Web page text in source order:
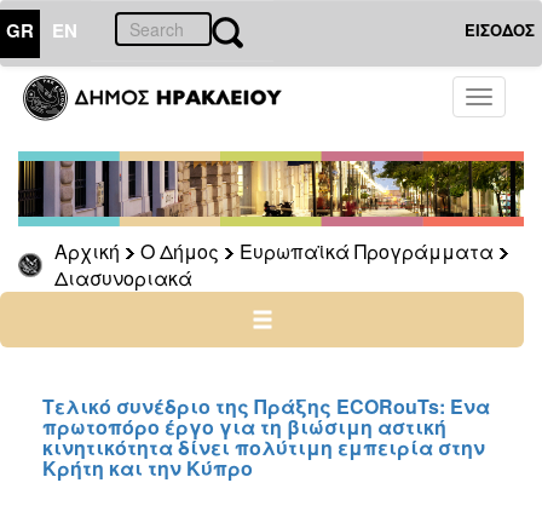
GR EN ΕΙΣΟΔΟΣ
Toggle
Αρχική Ο Δήμος
Ευρωπαϊκά Προγράμματα
Διασυνοριακά
ΔΗΜΟΣ
Ευρωπαϊκά
Προγράμματα
Διασυνοριακά
C-
IZEBs
ECOROUTS
Αλέξανδρος
Μπαλτατζής
Λειτουργική
Τελικό συνέδριο της Πράξης ECORouTs: Ένα
πρωτοπόρο έργο για τη βιώσιμη αστική
κινητικότητα δίνει πολύτιμη εμπειρία στην
Κρήτη και την Κύπρο